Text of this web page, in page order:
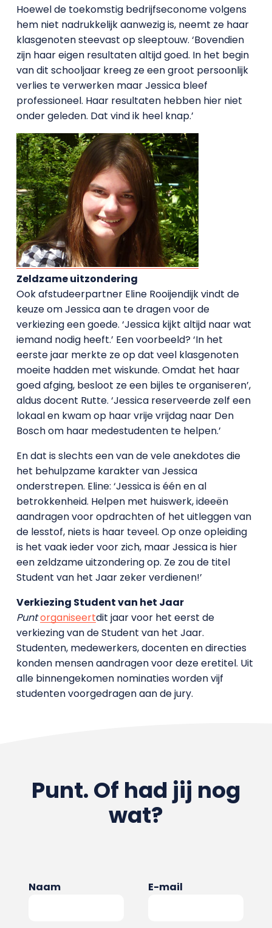
Hoewel de toekomstig bedrijfseconome volgens
hem niet nadrukkelijk aanwezig is, neemt ze haar
klasgenoten steevast op sleeptouw. ‘Bovendien
zijn haar eigen resultaten altijd goed. In het begin
van dit schooljaar kreeg ze een groot persoonlijk
verlies te verwerken maar Jessica bleef
professioneel. Haar resultaten hebben hier niet
onder geleden. Dat vind ik heel knap.’
Zeldzame uitzondering
Ook afstudeerpartner Eline Rooijendijk vindt de
keuze om Jessica aan te dragen voor de
verkiezing een goede. ‘Jessica kijkt altijd naar wat
iemand nodig heeft.’ Een voorbeeld? ‘In het
eerste jaar merkte ze op dat veel klasgenoten
moeite hadden met wiskunde. Omdat het haar
goed afging, besloot ze een bijles te organiseren’,
aldus docent Rutte. ‘Jessica reserveerde zelf een
lokaal en kwam op haar vrije vrijdag naar Den
Bosch om haar medestudenten te helpen.’
En dat is slechts een van de vele anekdotes die
het behulpzame karakter van Jessica
onderstrepen. Eline: ‘Jessica is één en al
betrokkenheid. Helpen met huiswerk, ideeën
aandragen voor opdrachten of het uitleggen van
de lesstof, niets is haar teveel. Op onze opleiding
is het vaak ieder voor zich, maar Jessica is hier
een zeldzame uitzondering op. Ze zou de titel
Student van het Jaar zeker verdienen!’
Verkiezing Student van het Jaar
Puntorganiseertdit jaar voor het eerst de
verkiezing van de Student van het Jaar.
Studenten, medewerkers, docenten en directies
konden mensen aandragen voor deze eretitel. Uit
alle binnengekomen nominaties worden vijf
studenten voorgedragen aan de jury.
Punt. Of had jij nog
wat?
Naam E-mail